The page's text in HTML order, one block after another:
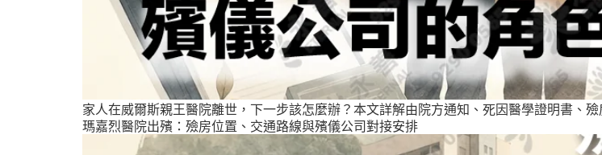
家人在威爾斯親王醫院離世，下一步該怎麼辦？本文詳解由院方通知、死因醫學證明書、
瑪嘉烈醫院出殯：殮房位置、交通路線與殯儀公司對接安排